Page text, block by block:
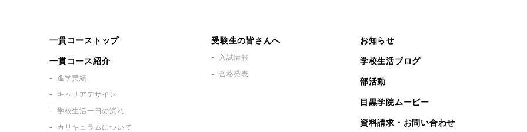
一貫コーストップ
一貫コース紹介
進学実績
キャリアデザイン
学校生活一日の流れ
カリキュラムについて
受験生の皆さんへ
入試情報
合格発表
お知らせ
学校生活ブログ
部活動
目黒学院ムービー
資料請求・お問い合わせ